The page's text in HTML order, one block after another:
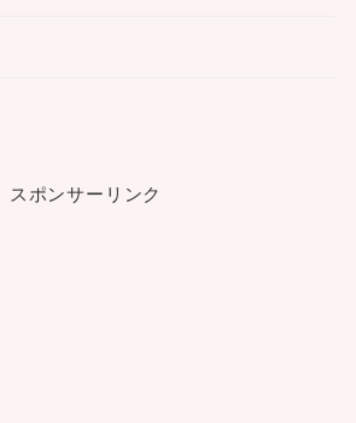
スポンサーリンク